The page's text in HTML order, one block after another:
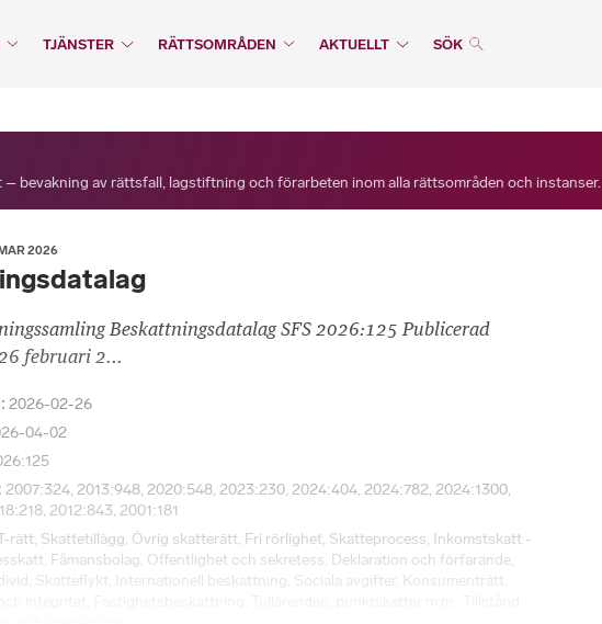
TJÄNSTER RÄTTSOMRÅDEN AKTUELLT SÖK
bevakning av rättsfall, lagstiftning och förarbeten inom alla rättsområden och instanser.
2026
Beskattningsdatalag SFS 2026:125 Publicerad
februari 2...
2026-02-26
04-02
2007:324, 2013:948, 2020:548, 2023:230, 2024:404, 2024:782, 2024:1300,
2012:843, 2001:181
rätt, Skattetillägg, Övrig skatterätt, Fri rörlighet, Skatteprocess, Inkomstskatt -
, Fåmansbolag, Offentlighet och sekretess, Deklaration och förfarande,
Skatteflykt Internationell beskattning Sociala avgifter, Konsumenträtt